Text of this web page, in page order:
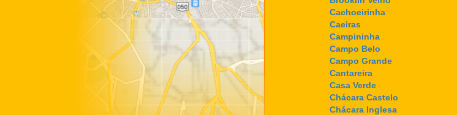
Cachoeirinha
Caeiras
Campininha
Campo Belo
Campo Grande
Cantareira
Casa Verde
Chácara Castelo
Chácara Inglesa